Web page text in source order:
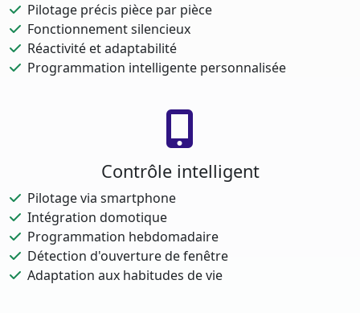
Pilotage précis pièce par pièce
Fonctionnement silencieux
Réactivité et adaptabilité
Programmation intelligente personnalisée
Contrôle intelligent
Pilotage via smartphone
Intégration domotique
Programmation hebdomadaire
Détection d'ouverture de fenêtre
Adaptation aux habitudes de vie